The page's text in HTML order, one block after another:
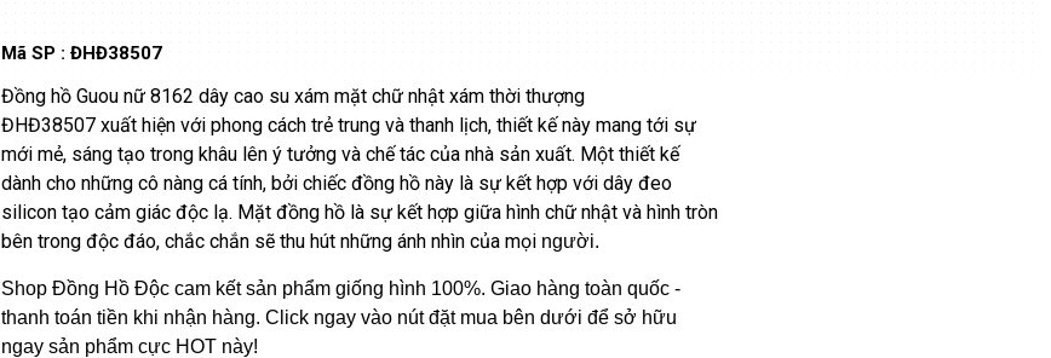
Mã SP : ĐHĐ38507
Đồng hồ Guou nữ 8162 dây cao su xám mặt chữ nhật xám thời thượng
ĐHĐ38507 xuất hiện với phong cách trẻ trung và thanh lịch, thiết kế này mang tới sự
mới mẻ, sáng tạo trong khâu lên ý tưởng và chế tác của nhà sản xuất. Một thiết kế
dành cho những cô nàng cá tính, bởi chiếc đồng hồ này là sự kết hợp với dây đeo
silicon tạo cảm giác độc lạ. Mặt đồng hồ là sự kết hợp giữa hình chữ nhật và hình tròn
bên trong độc đáo, chắc chắn sẽ thu hút những ánh nhìn của mọi người.
Shop Đồng Hồ Độc cam kết sản phẩm giống hình 100%. Giao hàng toàn quốc -
thanh toán tiền khi nhận hàng. Click ngay vào nút đặt mua bên dưới để sở hữu
ngay sản phẩm cực HOT này!